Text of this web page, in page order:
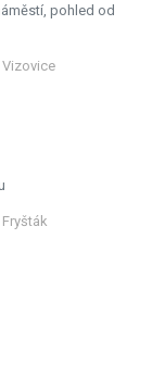
pohled od